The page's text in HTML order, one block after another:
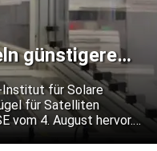
günstigere
Institut für Solare
für Satelliten
vom 4. August hervor.
vorherrschenden